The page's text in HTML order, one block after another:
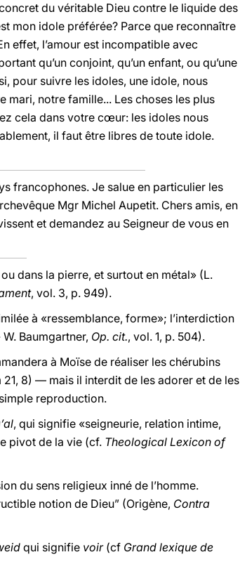
du véritable Dieu contre le liquide des
mon idole préférée? Parce que reconnaître
effet, l’amour est incompatible avec
qu’un conjoint, qu’un enfant, ou qu’une
pour suivre les idoles, une idole, nous
mari, notre famille... Les choses les plus
cela dans votre cœur: les idoles nous
il faut être libres de toute idole.
francophones. Je salue en particulier les
Mgr Michel Aupetit. Chers amis, en
et demandez au Seigneur de vous en
dans la pierre, et surtout en métal» (L.
, vol. 3, p. 949).
à «ressemblance, forme»; l’interdiction
Baumgartner, Op. cit., vol. 1, p. 504).
à Moïse de réaliser les chérubins
21, 8) — mais il interdit de les adorer et de les
reproduction.
, qui signifie «seigneurie, relation intime,
pivot de la vie (cf. Theological Lexicon of
du sens religieux inné de l’homme.
notion de Dieu” (Origène, Contra
qui signifie voir(cf Grand lexique de